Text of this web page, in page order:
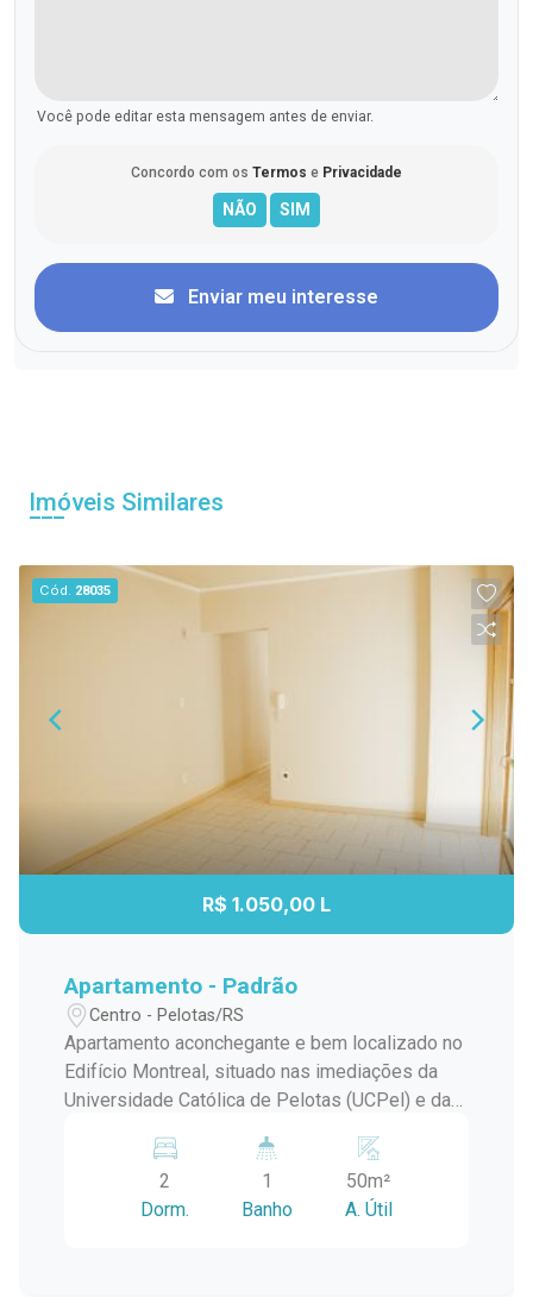
Você pode editar esta mensagem antes de enviar.
Concordo com os Termos e Privacidade
Enviar meu interesse
Imóveis Similares
Cód. 28035
R$ 1.050,00 L
Apartamento - Padrão
Centro - Pelotas/RS
Apartamento aconchegante e bem localizado no
Edifício Montreal, situado nas imediações da
Universidade Católica de Pelotas (UCPel) e da
adorável apartamento oferece uma configuração
de dois dormitórios, perfeita para acomodar
uma pequena família, casal ou estudantes que
2
Dorm.
1
Banho
50m²
A. Útil